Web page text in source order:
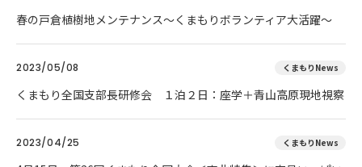
春の戸倉植樹地メンテナンス～くまもりボランティア大活躍～
2023/05/08 くまもりNews
くまもり全国支部長研修会 １泊２日：座学＋青山高原現地視察
2023/04/25 くまもりNews